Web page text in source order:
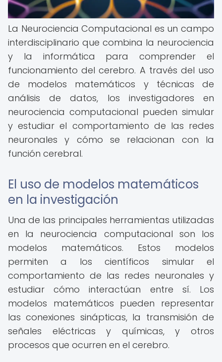
La Neurociencia Computacional es un campo
interdisciplinario que combina la neurociencia
y la informática para comprender el
funcionamiento del cerebro. A través del uso
de modelos matemáticos y técnicas de
análisis de datos, los investigadores en
neurociencia computacional pueden simular
y estudiar el comportamiento de las redes
neuronales y cómo se relacionan con la
función cerebral.
El uso de modelos matemáticos
en la investigación
Una de las principales herramientas utilizadas
en la neurociencia computacional son los
modelos matemáticos. Estos modelos
permiten a los científicos simular el
comportamiento de las redes neuronales y
estudiar cómo interactúan entre sí. Los
modelos matemáticos pueden representar
las conexiones sinápticas, la transmisión de
señales eléctricas y químicas, y otros
procesos que ocurren en el cerebro.